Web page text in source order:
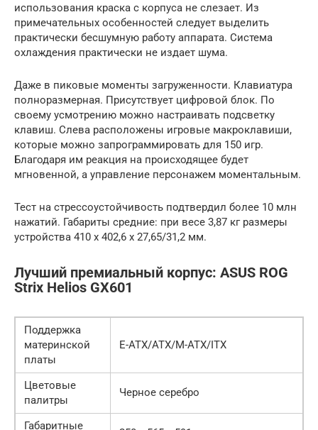
использования краска с корпуса не слезает. Из
примечательных особенностей следует выделить
практически бесшумную работу аппарата. Система
охлаждения практически не издает шума.
Даже в пиковые моменты загруженности. Клавиатура
полноразмерная. Присутствует цифровой блок. По
своему усмотрению можно настраивать подсветку
клавиш. Слева расположены игровые макроклавиши,
которые можно запрограммировать для 150 игр.
Благодаря им реакция на происходящее будет
мгновенной, а управление персонажем моментальным.
Тест на стрессоустойчивость подтвердил более 10 млн
нажатий. Габариты средние: при весе 3,87 кг размеры
устройства 410 х 402,6 х 27,65/31,2 мм.
Лучший премиальный корпус: ASUS ROG
Strix Helios GX601
Поддержка
материнской
платы
Е-АТХ/АТХ/М-АТХ/ITX
Цветовые
палитры
Черное серебро
Габаритные